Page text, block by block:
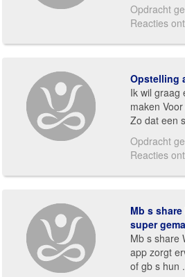
Opdracht
Reacties
Opstelling
Ik wil graag
maken
Zo dat een
Opdracht
Reacties
Mb s
super
Mb s share
app zorgt
of gb s hun